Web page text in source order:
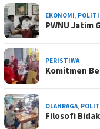
EKONOMI,
PWNU Jatim
PERISTIWA
Komitmen
OLAHRAGA,
Filosofi